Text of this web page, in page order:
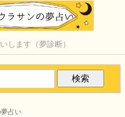
します（夢診断）
占い